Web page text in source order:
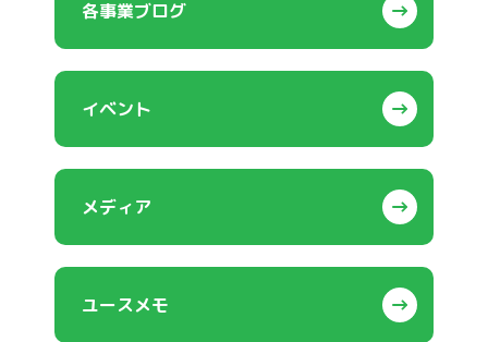
各事業ブログ
イベント
メディア
ユースメモ